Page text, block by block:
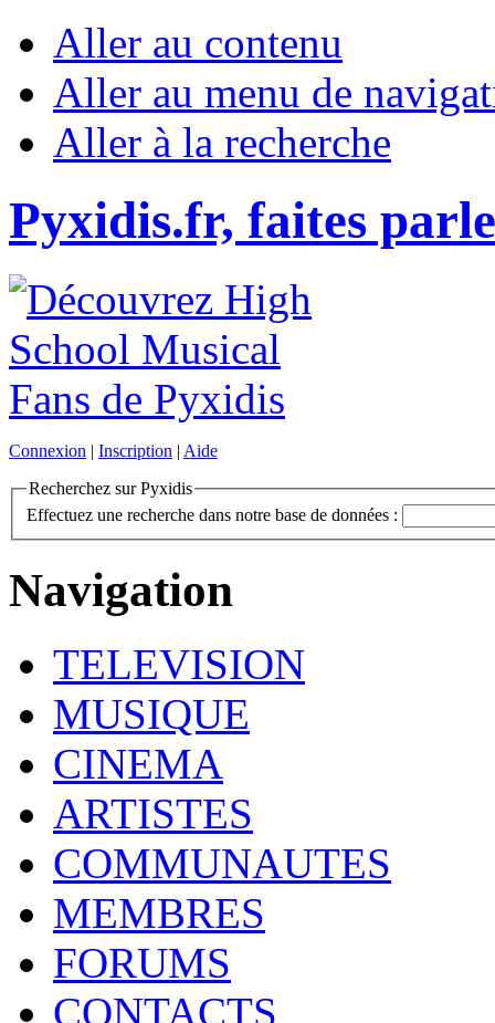
Aller au contenu
Aller au menu de
Aller à la recherche
Pyxidis.fr, faites
Connexion | Inscription | Aide
Recherchez sur Pyxidis
Effectuez une recherche dans notre base de données :
Navigation
TELEVISION
MUSIQUE
CINEMA
ARTISTES
COMMUNAUTES
MEMBRES
FORUMS
CONTACTS